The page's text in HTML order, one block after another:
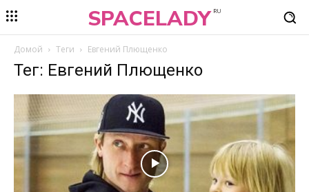
SPACELADY RU
Домой Теги Евгений Плющенко
Тег: Евгений Плющенко